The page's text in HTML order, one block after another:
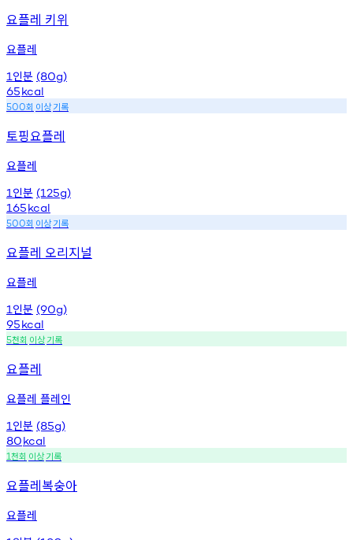
요플레 키위
요플레
1 인분 (80g)
65kcal
500회 이상기록
토핑요플레
요플레
1 인분 (125g)
165kcal
500회 이상기록
요플레 오리지널
요플레
1 인분 (90g)
95kcal
5천회 이상기록
요플레
요플레 플레인
1 인분 (85g)
80kcal
1천회 이상기록
요플레복숭아
요플레